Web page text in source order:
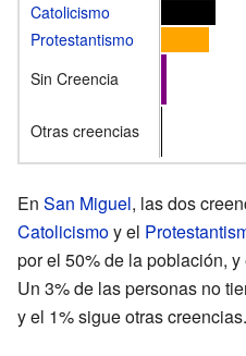
Catolicismo
Protestantismo
Sin Creencia
Otras creencias
En San Miguel, las dos
Catolicismoy el
por el 50% de la población,
Un 3% de las personas no
y el 1% sigue otras creencias.